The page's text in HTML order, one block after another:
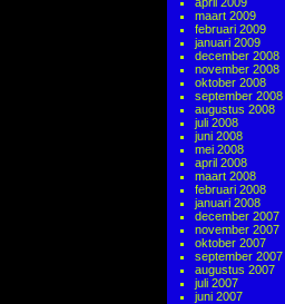
maart 2009
februari 2009
januari 2009
december 2008
november 2008
oktober 2008
september 2008
augustus 2008
juli 2008
juni 2008
mei 2008
april 2008
maart 2008
februari 2008
januari 2008
december 2007
november 2007
oktober 2007
september 2007
augustus 2007
juli 2007
juni 2007